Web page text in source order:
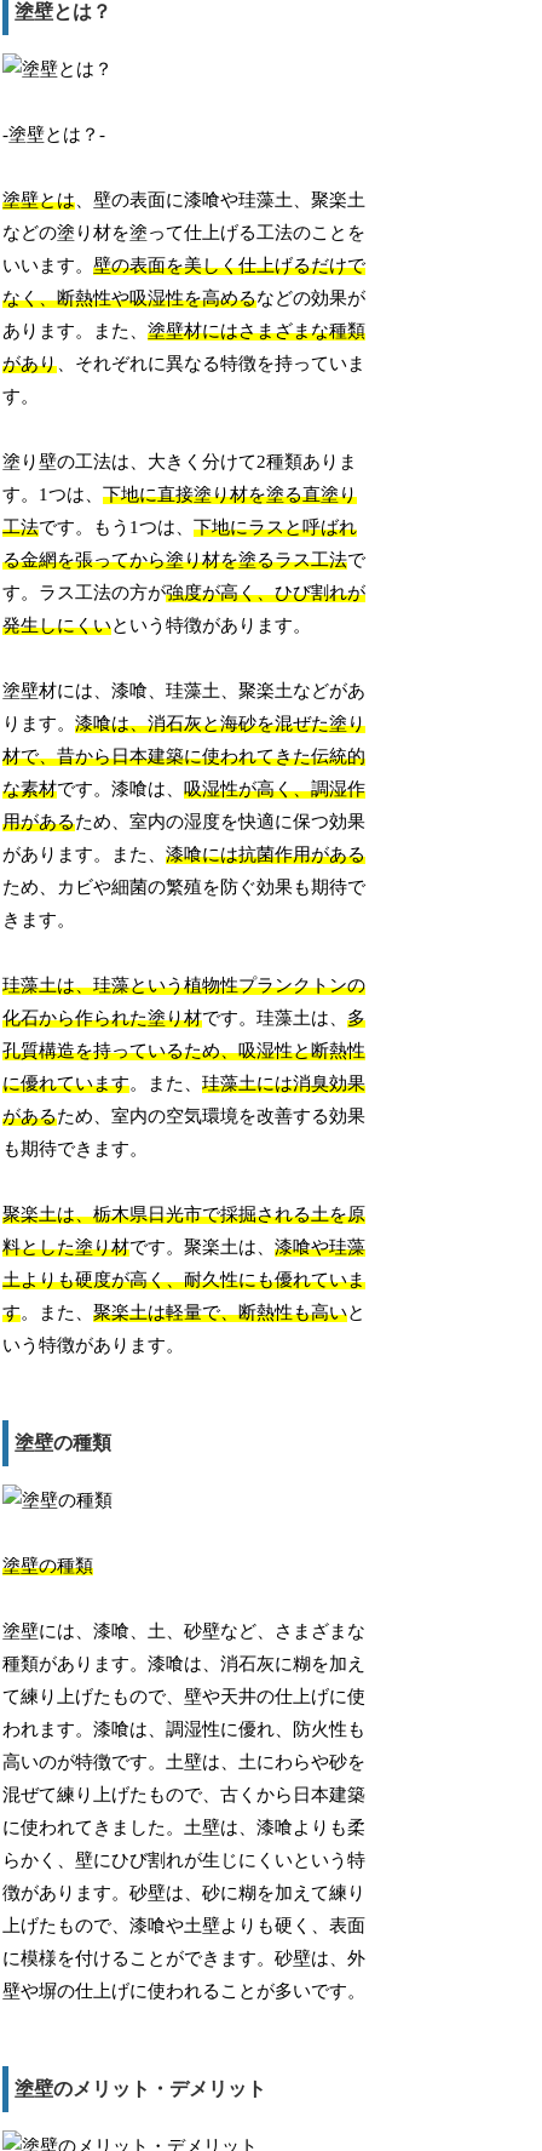
塗壁とは？
-塗壁とは？-
塗壁とは、壁の表面に漆喰や珪藻土、聚楽土
などの塗り材を塗って仕上げる工法のことを
いいます。壁の表面を美しく仕上げるだけで
なく、断熱性や吸湿性を高めるなどの効果が
あります。また、塗壁材にはさまざまな種類
があり、それぞれに異なる特徴を持っていま
す。
塗り壁の工法は、大きく分けて2種類ありま
す。1つは、下地に直接塗り材を塗る直塗り
工法です。もう1つは、下地にラスと呼ばれ
る金網を張ってから塗り材を塗るラス工法で
す。ラス工法の方が強度が高く、ひび割れが
発生しにくいという特徴があります。
塗壁材には、漆喰、珪藻土、聚楽土などがあ
ります。漆喰は、消石灰と海砂を混ぜた塗り
材で、昔から日本建築に使われてきた伝統的
な素材です。漆喰は、吸湿性が高く、調湿作
用があるため、室内の湿度を快適に保つ効果
があります。また、漆喰には抗菌作用がある
ため、カビや細菌の繁殖を防ぐ効果も期待で
きます。
珪藻土は、珪藻という植物性プランクトンの
化石から作られた塗り材です。珪藻土は、多
孔質構造を持っているため、吸湿性と断熱性
に優れています。また、珪藻土には消臭効果
があるため、室内の空気環境を改善する効果
も期待できます。
聚楽土は、栃木県日光市で採掘される土を原
料とした塗り材です。聚楽土は、漆喰や珪藻
土よりも硬度が高く、耐久性にも優れていま
す。また、聚楽土は軽量で、断熱性も高いと
いう特徴があります。
塗壁の種類
塗壁の種類
塗壁には、漆喰、土、砂壁など、さまざまな
種類があります。漆喰は、消石灰に糊を加え
て練り上げたもので、壁や天井の仕上げに使
われます。漆喰は、調湿性に優れ、防火性も
高いのが特徴です。土壁は、土にわらや砂を
混ぜて練り上げたもので、古くから日本建築
に使われてきました。土壁は、漆喰よりも柔
らかく、壁にひび割れが生じにくいという特
徴があります。砂壁は、砂に糊を加えて練り
上げたもので、漆喰や土壁よりも硬く、表面
に模様を付けることができます。砂壁は、外
壁や塀の仕上げに使われることが多いです。
塗壁のメリット・デメリット